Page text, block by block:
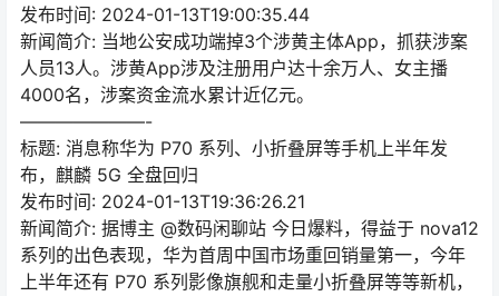
发布时间: 2024-01-13T19:00:35.44
新闻简介: 当地公安成功端掉3个涉黄主体App，抓获涉案
人员13人。涉黄App涉及注册用户达十余万人、女主播
4000名，涉案资金流水累计近亿元。
———————-
标题: 消息称华为 P70 系列、小折叠屏等手机上半年发
布，麒麟 5G 全盘回归
发布时间: 2024-01-13T19:36:26.21
新闻简介: 据博主 @数码闲聊站 今日爆料，得益于 nova12
系列的出色表现，华为首周中国市场重回销量第一，今年
上半年还有 P70 系列影像旗舰和走量小折叠屏等等新机，